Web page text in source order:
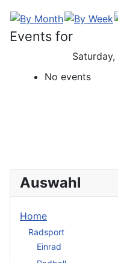
Events for
No events
Auswahl
Home
Radsport
Einrad